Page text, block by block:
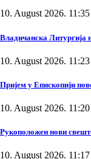
10. August 2026. 11:35
Владичанска Литургија
10. August 2026. 11:23
Пријем у Епископији
10. August 2026. 11:20
Рукоположен нови
10. August 2026. 11:17